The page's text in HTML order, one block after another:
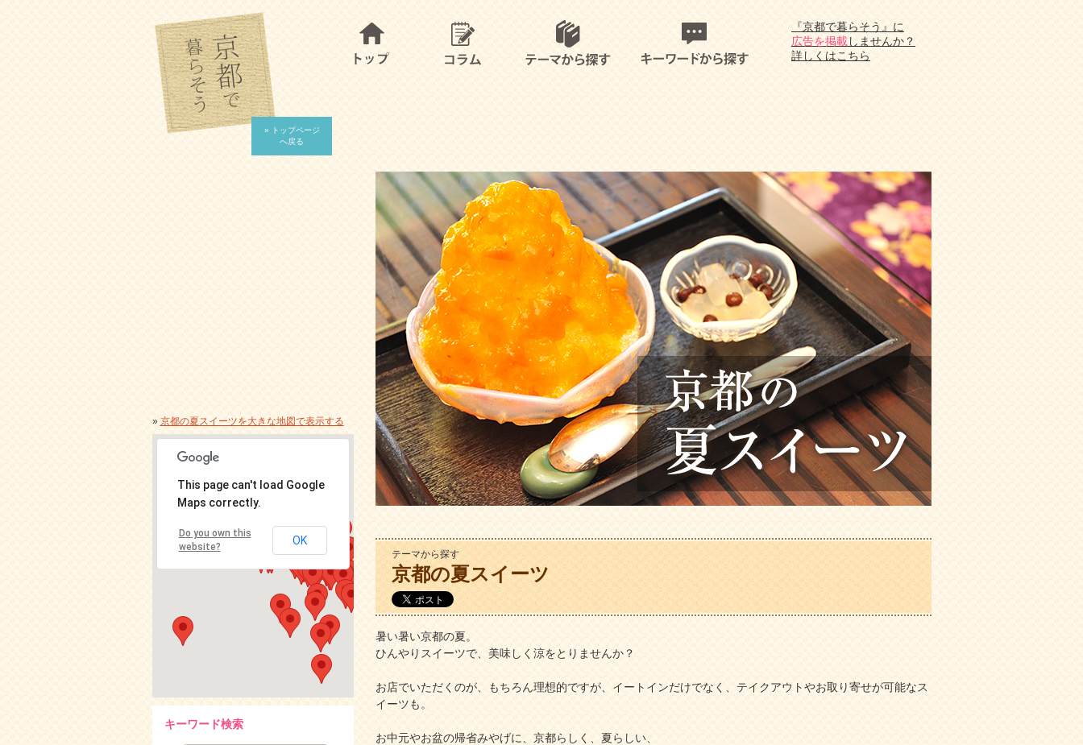
» トップページ
へ戻る
『京都で暮らそう』に
広告を掲載しませんか？
詳しくはこちら
テーマから探す
京都の夏スイーツ
暑い暑い京都の夏。
ひんやりスイーツで、美味しく涼をとりませんか？
お店でいただくのが、もちろん理想的ですが、イートインだけでなく、テイクアウトやお取り寄せが可能なス
イーツも。
お中元やお盆の帰省みやげに、京都らしく、夏らしい、
»京都の夏スイーツを大きな地図で表示する
This page can't load Google
Maps correctly.
Do you own this
website?
OK
キーワード検索